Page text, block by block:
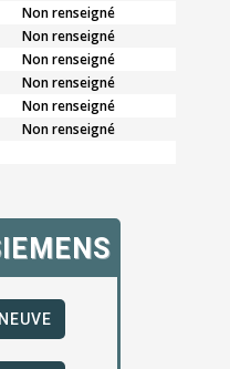
Non renseigné
Non renseigné
Non renseigné
Non renseigné
Non renseigné
Non renseigné